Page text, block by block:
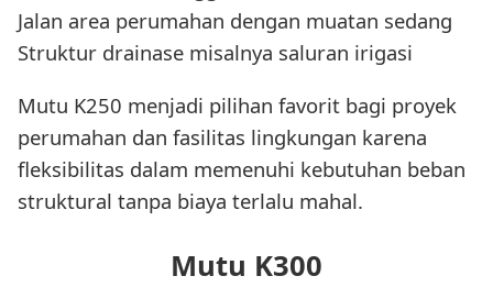
Jalan area perumahan dengan muatan sedang
Struktur drainase misalnya saluran irigasi
Mutu K250 menjadi pilihan favorit bagi proyek
perumahan dan fasilitas lingkungan karena
fleksibilitas dalam memenuhi kebutuhan beban
struktural tanpa biaya terlalu mahal.
Mutu K300